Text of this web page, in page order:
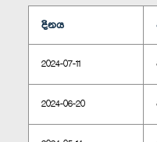
දිනය
2024-07-11
2024-06-20